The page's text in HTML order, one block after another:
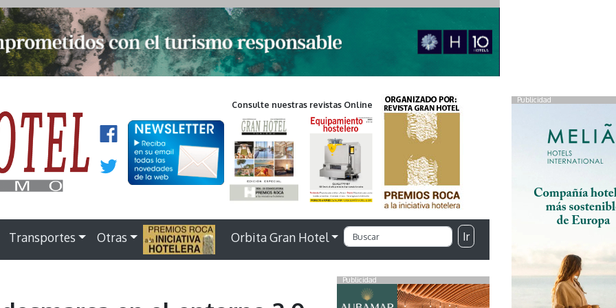
Publicidad
Consulte nuestras revistas Online
Transportes Otras . Orbita Gran Hotel Ir
Publicidad